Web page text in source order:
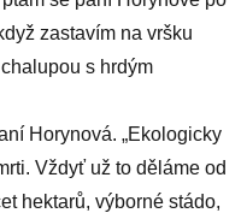
zastavím na vršku
s hrdým
Horynová. „Ekologicky
Vždyť už to děláme od
hektarů, výborné stádo,